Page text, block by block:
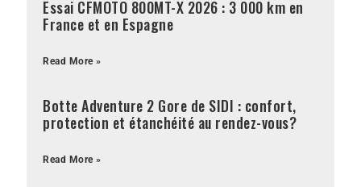
Essai CFMOTO 800MT-X 2026 : 3 000 km en
France et en Espagne
Read More »
Botte Adventure 2 Gore de SIDI : confort,
protection et étanchéité au rendez-vous?
Read More »